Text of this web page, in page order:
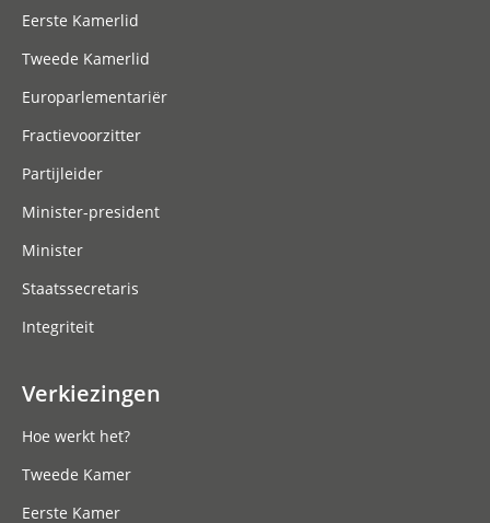
Eerste Kamerlid
Tweede Kamerlid
Europarlementariër
Fractievoorzitter
Partijleider
Minister-president
Minister
Staatssecretaris
Integriteit
Verkiezingen
Hoe werkt het?
Tweede Kamer
Eerste Kamer